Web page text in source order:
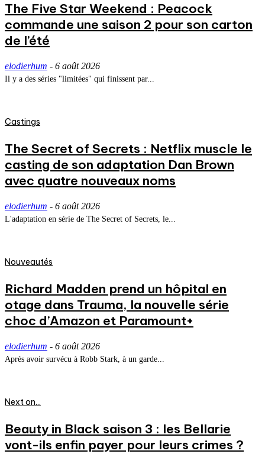
The Five Star Weekend : Peacock
commande une saison 2 pour son carton
de l’été
elodierhum - 6 août 2026
Il y a des séries "limitées" qui finissent par...
Castings
The Secret of Secrets : Netflix muscle le
casting de son adaptation Dan Brown
avec quatre nouveaux noms
elodierhum - 6 août 2026
L'adaptation en série de The Secret of Secrets, le...
Nouveautés
Richard Madden prend un hôpital en
otage dans Trauma, la nouvelle série
choc d’Amazon et Paramount+
elodierhum - 6 août 2026
Après avoir survécu à Robb Stark, à un garde...
Next on...
Beauty in Black saison 3 : les Bellarie
vont-ils enfin payer pour leurs crimes ?